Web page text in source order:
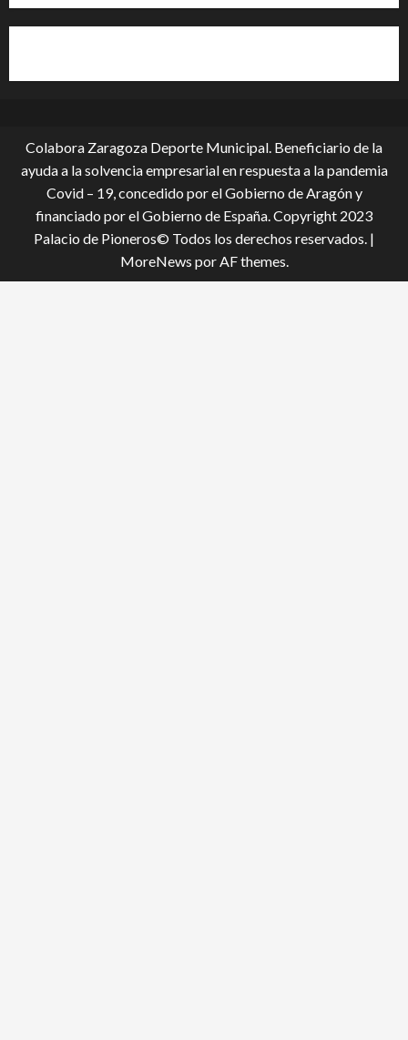
Colabora Zaragoza Deporte Municipal. Beneficiario de la
ayuda a la solvencia empresarial en respuesta a la pandemia
Covid – 19, conce­dido por el Gobierno de Aragón y
financiado por el Gobierno de España. Copyright 2023
Palacio de Pioneros© Todos los derechos reservados. |
MoreNews por AF themes.